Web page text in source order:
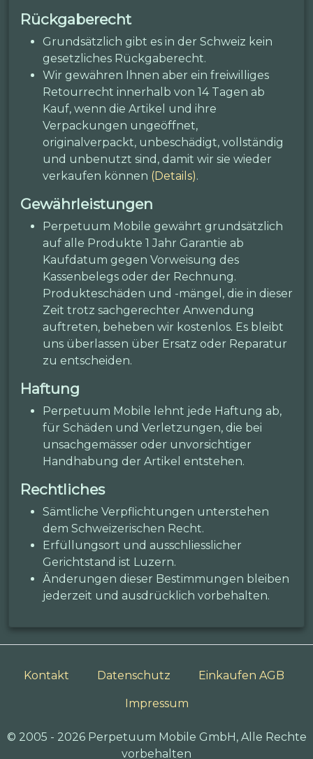
Rückgaberecht
Grundsätzlich gibt es in der Schweiz kein
gesetzliches Rückgaberecht.
Wir gewähren Ihnen aber ein freiwilliges
Retourrecht innerhalb von 14 Tagen ab
Kauf, wenn die Artikel und ihre
Verpackungen ungeöffnet,
originalverpackt, unbeschädigt, vollständig
und unbenutzt sind, damit wir sie wieder
verkaufen können (Details).
Gewährleistungen
Perpetuum Mobile gewährt grundsätzlich
auf alle Produkte 1 Jahr Garantie ab
Kaufdatum gegen Vorweisung des
Kassenbelegs oder der Rechnung.
Produkteschäden und -mängel, die in dieser
Zeit trotz sachgerechter Anwendung
auftreten, beheben wir kostenlos. Es bleibt
uns überlassen über Ersatz oder Reparatur
zu entscheiden.
Haftung
Perpetuum Mobile lehnt jede Haftung ab,
für Schäden und Verletzungen, die bei
unsachgemässer oder unvorsichtiger
Handhabung der Artikel entstehen.
Rechtliches
Sämtliche Verpflichtungen unterstehen
dem Schweizerischen Recht.
Erfüllungsort und ausschliesslicher
Gerichtstand ist Luzern.
Änderungen dieser Bestimmungen bleiben
jederzeit und ausdrücklich vorbehalten.
Kontakt Datenschutz Einkaufen AGB
Impressum
© 2005 - 2026 Perpetuum Mobile GmbH, Alle Rechte
vorbehalten